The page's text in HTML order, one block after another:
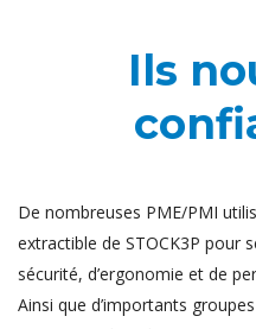
Ils
De nombreuses PME/PMI
extractible de STOCK3P pour
sécurité, d’ergonomie et de
Ainsi que d’importants